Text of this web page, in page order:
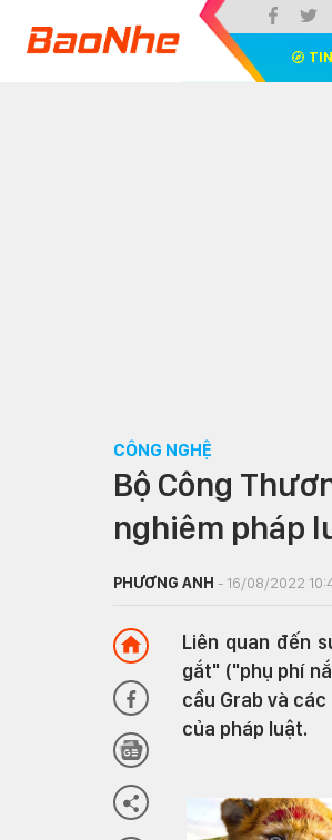
CÔNG NGHỆ
Bộ Công
nghiêm pháp
PHƯƠNG ANH - 16/08/2022
Liên quan đến
gắt" ("phụ phí
cầu Grab và
của pháp luật.